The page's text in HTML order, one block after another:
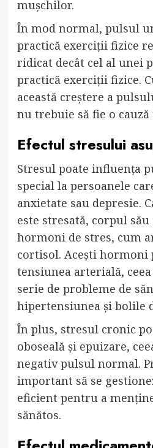
mușchilor.
În mod normal, pulsul
practică exerciții fizice
ridicat decât cel al unei
practică exerciții fizice.
această creștere a
nu trebuie să fie o
Efectul stresului
Stresul poate influența
special la persoanele
anxietate sau depresie.
este stresată, corpul său
hormoni de stres, cum
cortisol. Acești hormoni
tensiunea arterială,
serie de probleme de
hipertensiunea și bolile
În plus, stresul cronic
oboseală și epuizare,
negativ pulsul normal.
important să se
eficient pentru a
sănătos.